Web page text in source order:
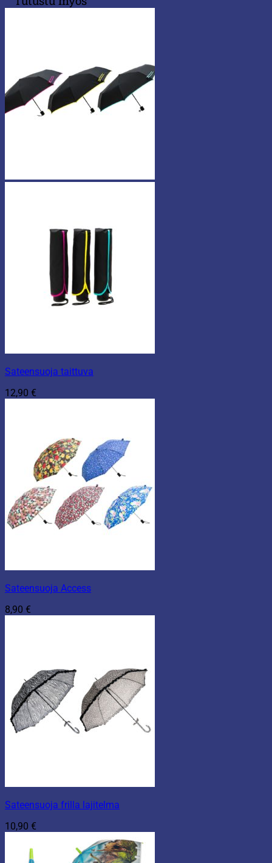
Sateensuoja taittuva
12,90 €
Sateensuoja Access
8,90 €
Sateensuoja frilla lajitelma
10,90 €